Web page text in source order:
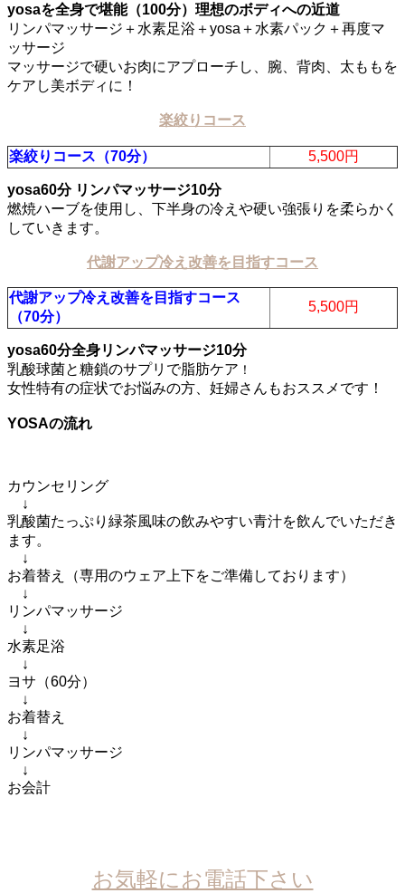
yosaを全身で堪能（100分）理想のボディへの近道
リンパマッサージ＋水素足浴＋yosa＋水素パック＋再度マ
ッサージ
マッサージで硬いお肉にアプローチし、腕、背肉、太ももを
ケアし美ボディに！
楽絞りコース
楽絞りコース（70分） 5,500円
yosa60分 リンパマッサージ10分
燃焼ハーブを使用し、下半身の冷えや硬い強張りを柔らかく
していきます。
代謝アップ冷え改善を目指すコース
代謝アップ冷え改善を目指すコース
（70分）
5,500円
yosa60分全身リンパマッサージ10分
乳酸球菌と糖鎖のサプリで脂肪ケア ！
女性特有の症状でお悩みの方、妊婦さんもおススメです！
YOSAの流れ
カウンセリング
↓
乳酸菌たっぷり緑茶風味の飲みやすい青汁を飲んでいただき
ます。
↓
お着替え（専用のウェア上下をご準備しております）
↓
リンパマッサージ
↓
水素足浴
↓
ヨサ（60分）
↓
お着替え
↓
リンパマッサージ
↓
お会計
お気軽にお電話下さい